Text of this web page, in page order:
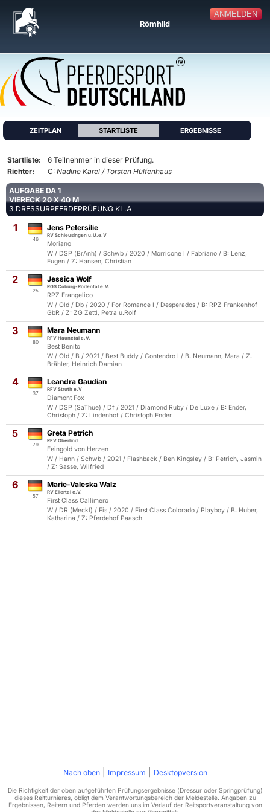
ANMELDEN
Römhild
ZEITPLAN STARTLISTE ERGEBNISSE
Startliste:
6 Teilnehmer in dieser Prüfung.
Richter:
C: Nadine Karel / Torsten Hülfenhaus
AUFGABE DA 1
VIERECK 20 X 40 M
3 DRESSURPFERDEPRÜFUNG KL.A
1
46
Jens Petersilie
RV Schleusingen u.U.e.V
Moriano
W / DSP (BrAnh) / Schwb / 2020 / Morricone I / Fabriano / B: Lenz,
Eugen / Z: Hansen, Christian
2
25
Jessica Wolf
RGS Coburg-Rödental e.V.
RPZ Frangelico
W / Old / Db / 2020 / For Romance I / Desperados / B: RPZ Frankenhof
GbR / Z: ZG Zettl, Petra u.Rolf
3
80
Mara Neumann
RFV Haunetal e.V.
Best Benito
W / Old / B / 2021 / Best Buddy / Contendro I / B: Neumann, Mara / Z:
Brähler, Heinrich Damian
4
37
Leandra Gaudian
RFV Struth e.V
Diamont Fox
W / DSP (SaThue) / Df / 2021 / Diamond Ruby / De Luxe / B: Ender,
Christoph / Z: Lindenhof / Christoph Ender
5
79
Greta Petrich
RFV Oberlind
Feingold von Herzen
W / Hann / Schwb / 2021 / Flashback / Ben Kingsley / B: Petrich, Jasmin
/ Z: Sasse, Wilfried
6
57
Marie-Valeska Walz
RV Ellertal e.V.
First Class Callimero
W / DR (Meckl) / Fis / 2020 / First Class Colorado / Playboy / B: Huber,
Katharina / Z: Pferdehof Paasch
Nach oben Impressum Desktopversion
Die Richtigkeit der oben aufgeführten Prüfungsergebnisse (Dressur oder Springprüfung)
dieses Reitturnieres, obligt dem Verantwortungsbereich der Meldestelle. Angaben zu
Ergebnissen, Reitern und Pferden werden uns im Verlauf der Reitsportveranstaltung von